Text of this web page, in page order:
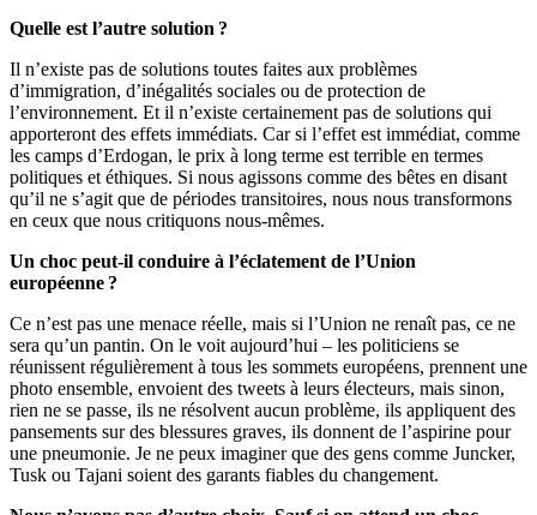
Quelle est l’autre solution ?
Il n’existe pas de solutions toutes faites aux problèmes
d’immigration, d’inégalités sociales ou de protection de
l’environnement. Et il n’existe certainement pas de solutions qui
apporteront des effets immédiats. Car si l’effet est immédiat, comme
les camps d’Erdogan, le prix à long terme est terrible en termes
politiques et éthiques. Si nous agissons comme des bêtes en disant
qu’il ne s’agit que de périodes transitoires, nous nous transformons
en ceux que nous critiquons nous-mêmes.
Un choc peut-il conduire à l’éclatement de l’Union
européenne ?
Ce n’est pas une menace réelle, mais si l’Union ne renaît pas, ce ne
sera qu’un pantin. On le voit aujourd’hui – les politiciens se
réunissent régulièrement à tous les sommets européens, prennent une
photo ensemble, envoient des tweets à leurs électeurs, mais sinon,
rien ne se passe, ils ne résolvent aucun problème, ils appliquent des
pansements sur des blessures graves, ils donnent de l’aspirine pour
une pneumonie. Je ne peux imaginer que des gens comme Juncker,
Tusk ou Tajani soient des garants fiables du changement.